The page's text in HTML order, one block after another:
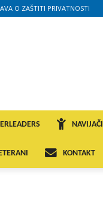
O ZAŠTITI PRIVATNOSTI
NAVIJAČI
KONTAKT